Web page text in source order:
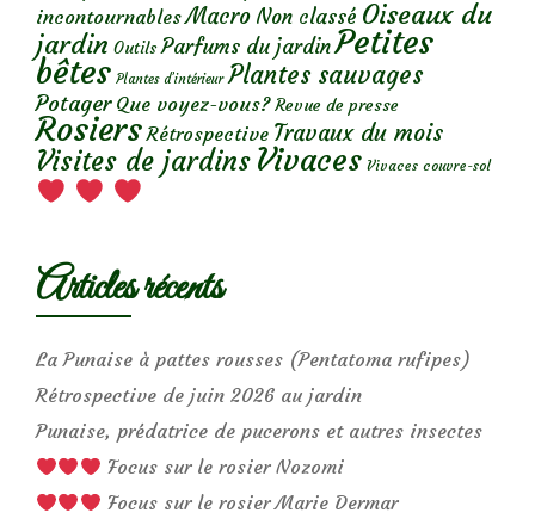
incontournables Macro Non classé Oiseaux du
jardin Outils Parfums du jardinPetites
bêtes Plantes d’intérieur Plantes sauvages
Potager Que voyez-vous? Revue de presse
Rosiers Rétrospective Travaux du mois
Visites de jardins Vivaces Vivaces couvre-sol
Articles récents
La Punaise à pattes rousses (Pentatoma rufipes)
Rétrospective de juin 2026 au jardin
Punaise, prédatrice de pucerons et autres insectes
Focus sur le rosier Nozomi
Focus sur le rosier Marie Dermar